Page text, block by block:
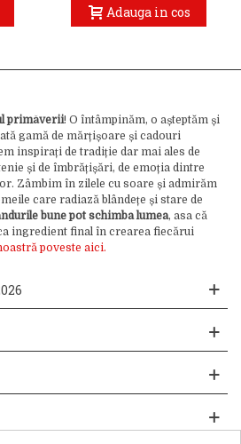
Adauga in cos
primăverii! O întâmpinăm, o așteptăm și
gamă de mărțișoare și cadouri
inspirați de tradiție dar mai ales de
și de îmbrățișări, de emoția dintre
Zâmbim în zilele cu soare și admirăm
care radiază blândețe și stare de
bune pot schimba lumea, asa că
ingredient final în crearea fiecărui
poveste aici.